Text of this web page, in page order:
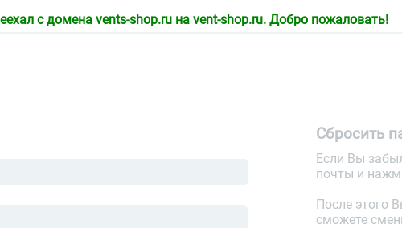
с домена vents-shop.ru на vent-shop.ru. Добро пожаловать!
Сбросить
Если Вы
почты и
После этого
сможете